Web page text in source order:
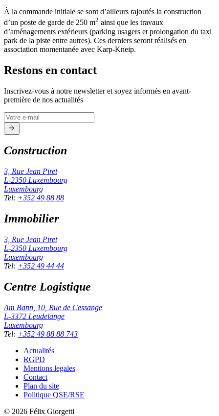
À la commande initiale se sont d’ailleurs rajoutés la construction
d’un poste de garde de 250 m2 ainsi que les travaux
d’aménagements extérieurs (parking usagers et prolongation du taxi
park de la piste entre autres). Ces derniers seront réalisés en
association momentanée avec Karp-Kneip.
Restons en contact
Inscrivez-vous à notre newsletter et soyez informés en avant-
première de nos actualités
Construction
3, Rue Jean Piret
L-2350 Luxembourg
Luxembourg
Tel: +352 49 88 88
Immobilier
3, Rue Jean Piret
L-2350 Luxembourg
Luxembourg
Tel: +352 49 44 44
Centre Logistique
Am Bann, 10, Rue de Cessange
L-3372 Leudelange
Luxembourg
Tel: +352 49 88 88 743
Actualités
RGPD
Mentions legales
Contact
Plan du site
Politique QSE/RSE
© 2026 Félix Giorgetti